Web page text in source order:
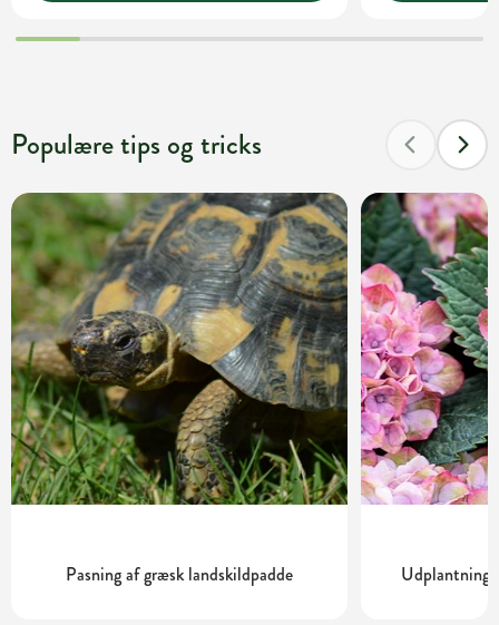
Populære tips og tricks
Pasning af græsk landskildpadde Udplantning